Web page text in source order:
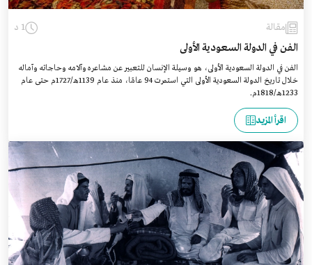
مقالة 1 د
الفن في الدولة السعودية الأولى
الفن في الدولة السعودية الأولى، هو وسيلة الإنسان للتعبير عن مشاعره وآلامه وحاجاته وآماله
خلال تاريخ الدولة السعودية الأولى التي استمرت 94 عامًا، منذ عام 1139هـ/1727م حتى عام
1233هـ/1818م.
اقرأ المزيد